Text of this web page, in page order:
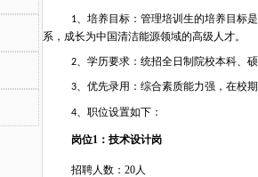
1、 培养目标： 管理培训生的培养目标是
系 ， 成长为中国清洁能源领域的高级人才。
2 、学历要求 ： 统招全日制院校本科、
3、优先录用：综合素质能力强，在校
4 职位设置如下：
岗位1：技术设计岗
招聘人数： 20人